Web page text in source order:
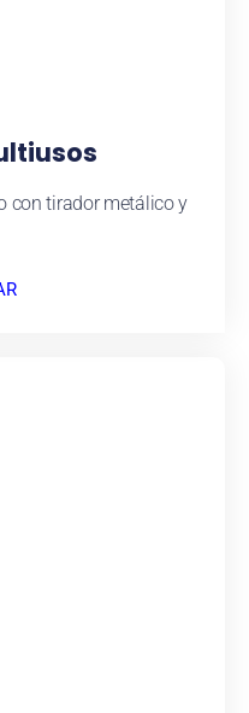
con tirador metálico y